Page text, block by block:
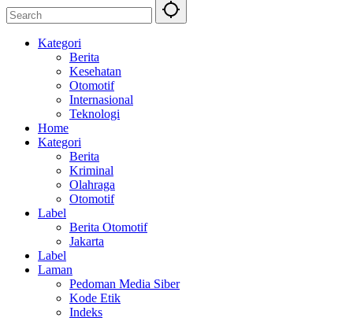
Kategori
Berita
Kesehatan
Otomotif
Internasional
Teknologi
Home
Kategori
Berita
Kriminal
Olahraga
Otomotif
Label
Berita Otomotif
Jakarta
Label
Laman
Pedoman Media Siber
Kode Etik
Indeks